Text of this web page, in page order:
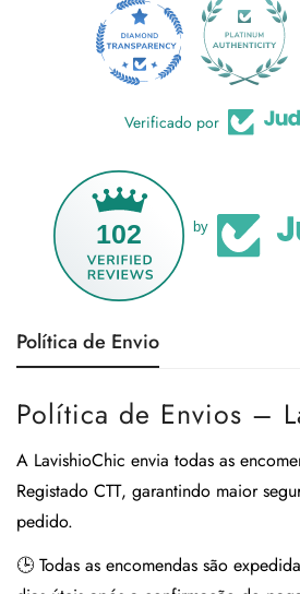
Verificado por
102 by
Política de Envio
Política de Envios –
A LavishioChic envia todas as
Registado CTT, garantindo maior
pedido.
🕒 Todas as encomendas são